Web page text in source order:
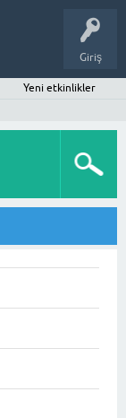
Giriş
Yeni etkinlikler